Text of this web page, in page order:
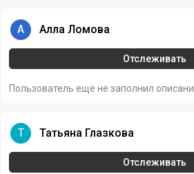
Алла Ломова
А Алла Ломова
Отслеживать
Пользователь ещё не заполнил
Татьяна Глазкова
Т Татьяна Глазкова
Отслеживать